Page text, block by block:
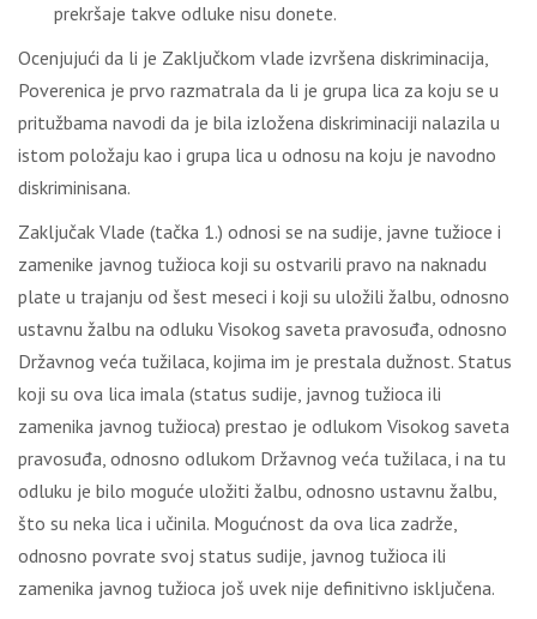
prekršaje takve odluke nisu donete.
Ocenjujući da li je Zaključkom vlade izvršena diskriminacija,
Poverenica je prvo razmatrala da li je grupa lica za koju se u
pritužbama navodi da je bila izložena diskriminaciji nalazila u
istom položaju kao i grupa lica u odnosu na koju je navodno
diskriminisana.
Zaključak Vlade (tačka 1.) odnosi se na sudije, javne tužioce i
zamenike javnog tužioca koji su ostvarili pravo na naknadu
plate u trajanju od šest meseci i koji su uložili žalbu, odnosno
ustavnu žalbu na odluku Visokog saveta pravosuđa, odnosno
Državnog veća tužilaca, kojima im je prestala dužnost. Status
koji su ova lica imala (status sudije, javnog tužioca ili
zamenika javnog tužioca) prestao je odlukom Visokog saveta
pravosuđa, odnosno odlukom Državnog veća tužilaca, i na tu
odluku je bilo moguće uložiti žalbu, odnosno ustavnu žalbu,
što su neka lica i učinila. Mogućnost da ova lica zadrže,
odnosno povrate svoj status sudije, javnog tužioca ili
zamenika javnog tužioca još uvek nije definitivno isključena.